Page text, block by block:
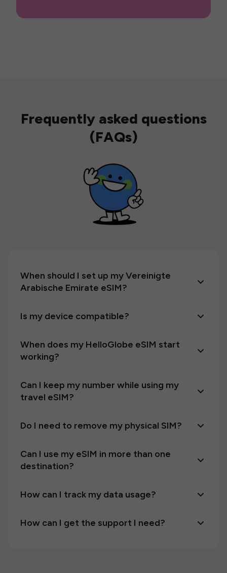
Frequently asked questions
(FAQs)
When should I set up my Vereinigte
Arabische Emirate eSIM?
Is my device compatible?
When does my HelloGlobe eSIM start
working?
Can I keep my number while using my
travel eSIM?
Do I need to remove my physical SIM?
Can I use my eSIM in more than one
destination?
How can I track my data usage?
How can I get the support I need?